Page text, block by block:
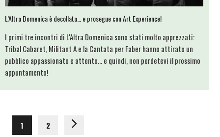
L’Altra Domenica è decollata… e prosegue con Art Experience!
I primi tre incontri di L'Altra Domenica sono stati molto apprezzati:
Tribal Cabaret, Militant A e la Cantata per Faber hanno attirato un
pubblico appassionato e attento... e quindi, non perdetevi il prossimo
appuntamento!
1 2